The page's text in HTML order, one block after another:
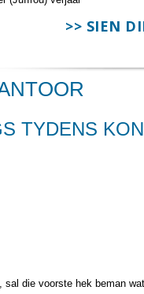
>> SIEN
TYDENS
sal die voorste hek beman